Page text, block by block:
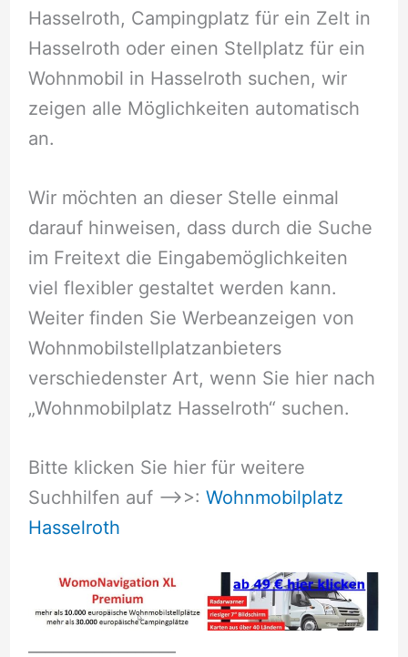
Hasselroth, Campingplatz für ein Zelt in
Hasselroth oder einen Stellplatz für ein
Wohnmobil in Hasselroth suchen, wir
zeigen alle Möglichkeiten automatisch
an.
Wir möchten an dieser Stelle einmal
darauf hinweisen, dass durch die Suche
im Freitext die Eingabemöglichkeiten
viel flexibler gestaltet werden kann.
Weiter finden Sie Werbeanzeigen von
Wohnmobilstellplatzanbieters
verschiedenster Art, wenn Sie hier nach
„Wohnmobilplatz Hasselroth“ suchen.
Bitte klicken Sie hier für weitere
Suchhilfen auf –>>: Wohnmobilplatz
Hasselroth